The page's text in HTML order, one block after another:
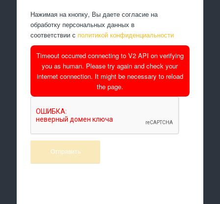
Нажимая на кнопку, Вы даете согласие на
обработку персональных данных в
соответствии с политикой конфиденциальности
Timeout occurred connecting to V2 API on verifying
you as human. Please try again and check your
internet connection. It might be necessary to reload
the page.